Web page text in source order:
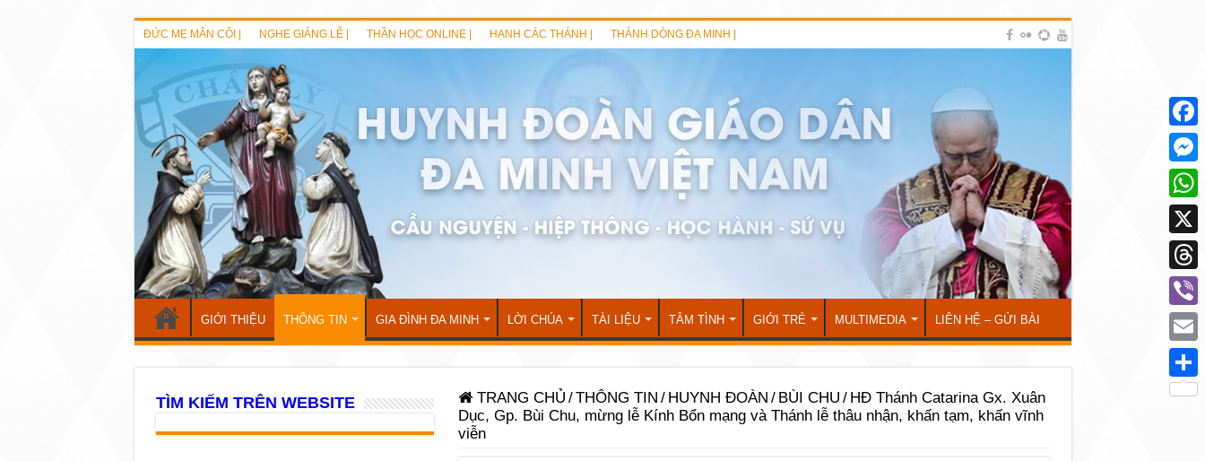
ĐỨC MẸ MÂN CÔI | NGHE GIẢNG LỄ | THẦN HỌC ONLINE | HẠNH CÁC THÁNH | THÁNH DÒNG ĐA MINH |
GIỚI THIỆU THÔNG TIN GIA ĐÌNH ĐA MINH LỜI CHÚA TÀI LIỆU TÂM TÌNH GIỚI TRẺ MULTIMEDIA LIÊN HỆ – GỬI BÀI
TRANG CHỦ /THÔNG TIN / HUYNH ĐOÀN / BÙI CHU / HĐ Thánh Catarina Gx. Xuân
Dục, Gp. Bùi Chu, mừng lễ Kính Bổn mạng và Thánh lễ thâu nhận, khấn tạm, khấn vĩnh
viễn
TÌM KIẾM TRÊN WEBSITE
X
Viber